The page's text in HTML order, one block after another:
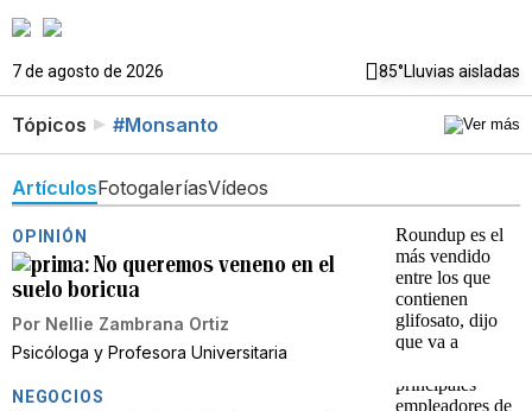
7 de agosto de 2026 85°Lluvias aisladas
Tópicos #Monsanto
ArtículosFotogaleríasVídeos
OPINIÓN
No queremos veneno en el
suelo boricua
Por Nellie Zambrana Ortiz
Psicóloga y Profesora Universitaria
NEGOCIOS